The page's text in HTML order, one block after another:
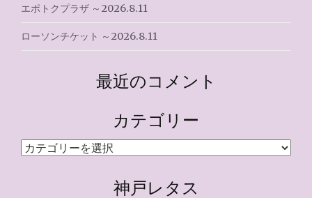
エポトクプラザ ～2026.8.11
ローソンチケット ～2026.8.11
最近のコメント
カテゴリー
カ
神戸レタス